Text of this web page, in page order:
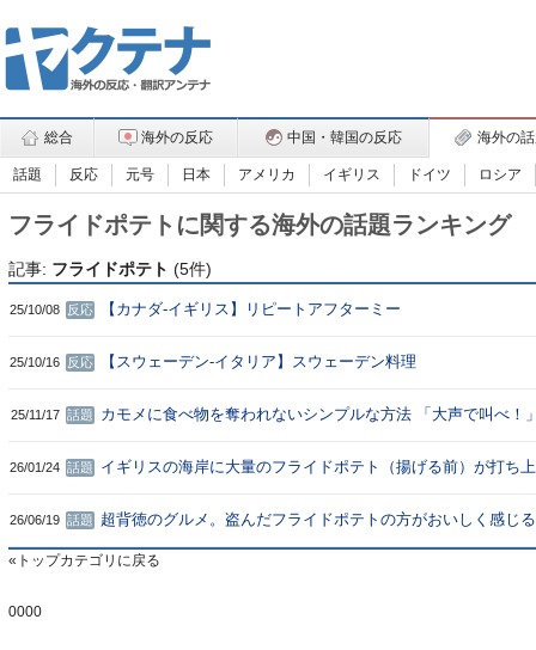
総合 海外の反応 中国・韓国の反応 海外の
話題 反応 元号 日本 アメリカ イギリス ドイツ ロシア
フライドポテトに関する海外の話題ランキング
記事: フライドポテト (5件)
25/10/08 反応 【カナダ-イギリス】リピートアフターミー
25/10/16 反応 【スウェーデン-イタリア】スウェーデン料理
25/11/17 話題 カモメに食べ物を奪われないシンプルな方法 「大声で叫べ！
26/01/24 話題
イギリスの海岸に大量のフライドポテト（揚げる前）が打ち
26/06/19 話題
超背徳のグルメ。盗んだフライドポテトの方がおいしく感じ
研究で明らかに
トップカテゴリに戻る
0000